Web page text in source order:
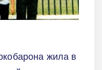
жила в